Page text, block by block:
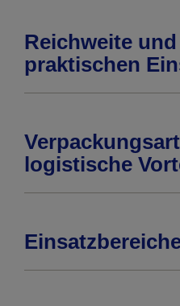
Reichweite
praktischen
logistische